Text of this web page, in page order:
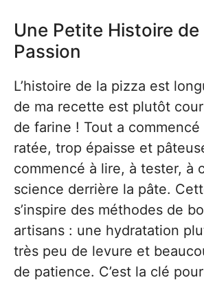
Une Petite Histoire
Passion
L’histoire de la pizza est
de ma recette est plutôt
de farine ! Tout a
ratée, trop épaisse et
commencé à lire, à tester, à
science derrière la pâte.
s’inspire des méthodes de
artisans : une hydratation
très peu de levure et
de patience. C’est la clé